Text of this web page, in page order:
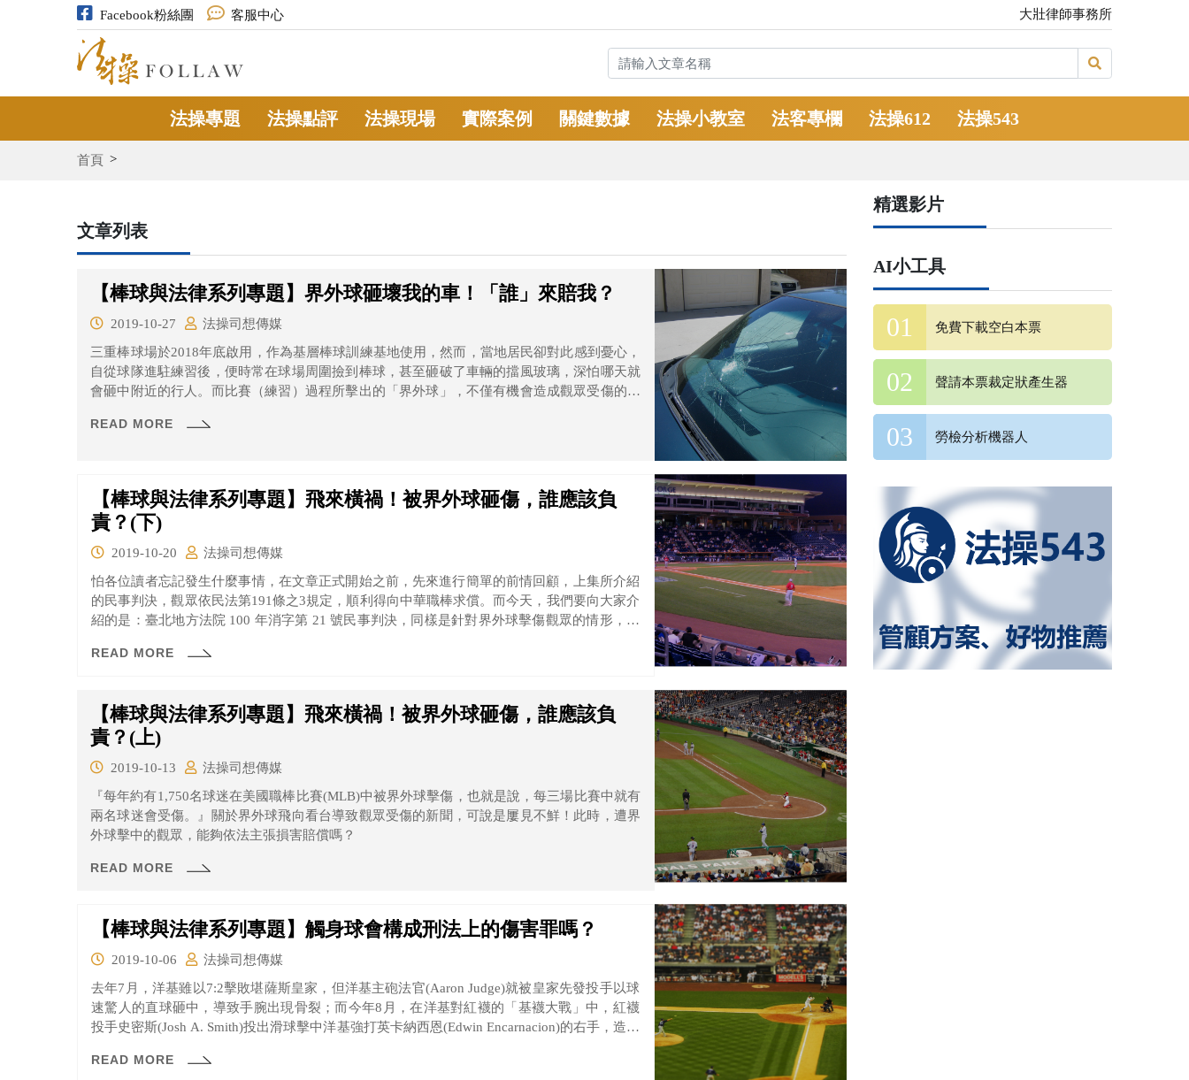
Facebook粉絲團 客服中心 大壯律師事務所
法操專題 法操點評 法操現場 實際案例 關鍵數據 法操小教室 法客專欄 法操612 法操543
首頁
文章列表
【棒球與法律系列專題】界外球砸壞我的車！「誰」來賠我？
2019-10-27
法操司想傳媒
​三重棒球場於2018年底啟用，作為基層棒球訓練基地使用，然而，當地居民卻對此感到憂心，
自從球隊進駐練習後，便時常在球場周圍撿到棒球，甚至砸破了車輛的擋風玻璃，深怕哪天就
會砸中附近的行人。而比賽（練習）過程所擊出的「界外球」，不僅有機會造成觀眾受傷的情
呢？
READ MORE
【棒球與法律系列專題】飛來橫禍！被界外球砸傷，誰應該負
責？(下)
2019-10-20
法操司想傳媒
怕各位讀者忘記發生什麼事情，在文章正式開始之前，先來進行簡單的前情回顧，上集所介紹
的民事判決，觀眾依民法第191條之3規定，順利得向中華職棒求償。而今天，我們要向大家介
紹的是：臺北地方法院 100 年消字第 21 號民事判決，同樣是針對界外球擊傷觀眾的情形，來
READ MORE
【棒球與法律系列專題】飛來橫禍！被界外球砸傷，誰應該負
責？(上)
2019-10-13
法操司想傳媒
『每年約有1,750名球迷在美國職棒比賽(MLB)中被界外球擊傷，也就是說，每三場比賽中就有
兩名球迷會受傷。』關於界外球飛向看台導致觀眾受傷的新聞，可說是屢見不鮮！此時，遭界
外球擊中的觀眾，能夠依法主張損害賠償嗎？
READ MORE
【棒球與法律系列專題】觸身球會構成刑法上的傷害罪嗎？
2019-10-06
法操司想傳媒
去年7月，洋基雖以7:2擊敗堪薩斯皇家，但洋基主砲法官(Aaron Judge)就被皇家先發投手以球
速驚人的直球砸中，導致手腕出現骨裂；而今年8月，在洋基對紅襪的「基襪大戰」中，紅襪
投手史密斯(Josh A. Smith)投出滑球擊中洋基強打英卡納西恩(Edwin Encarnacion)的右手，造成
READ MORE
精選影片
AI小工具
免費下載空白本票
聲請本票裁定狀產生器
勞檢分析機器人